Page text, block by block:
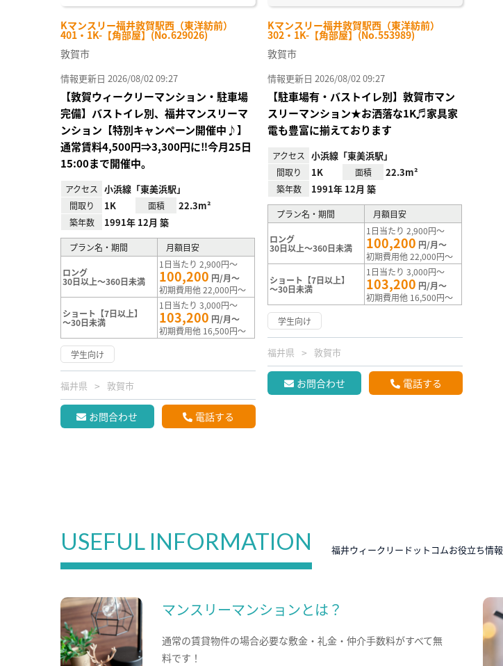
Kマンスリー福井敦賀駅西（東洋紡前）
401・1K-【角部屋】(No.629026)
敦賀市
情報更新日 2026/08/02 09:27
【敦賀ウィークリーマンション・駐車場
完備】バストイレ別、福井マンスリーマ
ンション【特別キャンペーン開催中♪】
通常賃料4,500円⇒3,300円に‼今月25日
15:00まで開催中。
アクセス 小浜線「東美浜駅」
間取り 1K 面積 22.3m²
築年数 1991年 12月 築
プラン名・期間 月額目安
ロング
30日以上～360日未満
1日当たり 2,900円～
100,200 円/月～
初期費用他 22,000円～
ショート【7日以上】
～30日未満
1日当たり 3,000円～
103,200 円/月～
初期費用他 16,500円～
学生向け
福井県 敦賀市
お問合わせ 電話する
Kマンスリー福井敦賀駅西（東洋紡前）
302・1K-【角部屋】(No.553989)
敦賀市
情報更新日 2026/08/02 09:27
【駐車場有・バストイレ別】敦賀市マン
スリーマンション★お洒落な1K♬家具家
電も豊富に揃えております
アクセス 小浜線「東美浜駅」
間取り 1K 面積 22.3m²
築年数 1991年 12月 築
プラン名・期間 月額目安
ロング
30日以上～360日未満
1日当たり 2,900円～
100,200 円/月～
初期費用他 22,000円～
ショート【7日以上】
～30日未満
1日当たり 3,000円～
103,200 円/月～
初期費用他 16,500円～
学生向け
福井県 敦賀市
お問合わせ 電話する
USEFUL INFORMATION 福井ウィークリードットコムお役立ち情報
マンスリーマンションとは？
通常の賃貸物件の場合必要な敷金・礼金・仲介手数料がすべて無
料です！